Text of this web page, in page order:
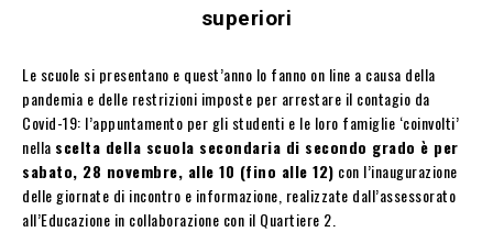
superiori
Le scuole si presentano e quest’anno lo fanno on line a causa della
pandemia e delle restrizioni imposte per arrestare il contagio da
Covid-19: l’appuntamento per gli studenti e le loro famiglie ‘coinvolti’
nella scelta della scuola secondaria di secondo grado è per
sabato, 28 novembre, alle 10 (fino alle 12) con l’inaugurazione
delle giornate di incontro e informazione, realizzate dall’assessorato
all’Educazione in collaborazione con il Quartiere 2.